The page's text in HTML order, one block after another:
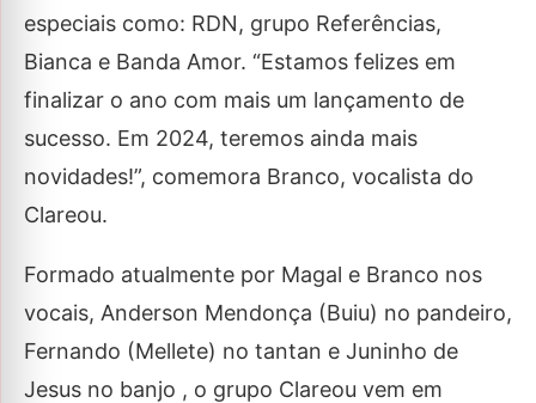
especiais como: RDN, grupo Referências,
Bianca e Banda Amor. “Estamos felizes em
finalizar o ano com mais um lançamento de
sucesso. Em 2024, teremos ainda mais
novidades!”, comemora Branco, vocalista do
Clareou.
Formado atualmente por Magal e Branco nos
vocais, Anderson Mendonça (Buiu) no pandeiro,
Fernando (Mellete) no tantan e Juninho de
Jesus no banjo , o grupo Clareou vem em